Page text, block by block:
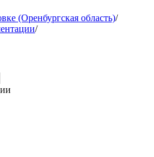
(Оренбургская область)/
/